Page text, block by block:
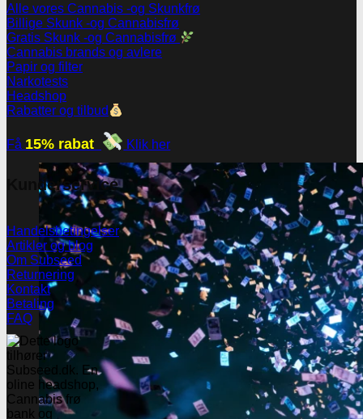
Alle vores Cannabis -og Skunkfrø
Billige Skunk -og Cannabisfrø
Gratis Skunk -og Cannabisfrø
Cannabis brands og avlere
Papir og filter
Narkotests
Headshop
Rabatter og tilbud
Få 15% rabat Klik her
Kunderservice
Handelsbetingelser
Artikler og blog
Om Subseed
Returnering
Kontakt
Betaling
FAQ